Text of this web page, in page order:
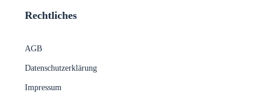
Rechtliches
AGB
Datenschutzerklärung
Impressum